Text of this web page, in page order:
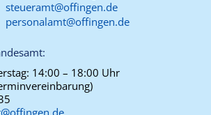
steueramt@offingen.de
personalamt@offingen.de
14:00 – 18:00 Uhr